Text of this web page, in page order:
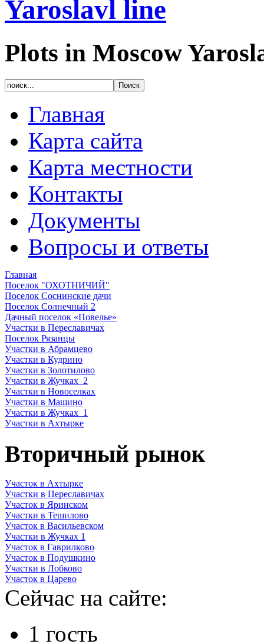
Plots in Moscow
Главная
Карта сайта
Карта местности
Контакты
Документы
Вопросы и ответы
Главная
Поселок "ОХОТНИЧИЙ"
Поселок Соснинские дачи
Поселок Солнечный 2
Дачный поселок «Повелье»
Участки в Переславичах
Поселок Рязанцы
Участки в Абрамцево
Участки в Кудрино
Участки в Золотилово
Участки в Жучках_2
Участки в Новоселках
Участки в Машино
Участки в Жучках_1
Участки в Ахтырке
Вторичный рынок
Участок в Ахтырке
Участки в Переславичах
Участок в Яринском
Участки в Тешилово
Участок в Васильевском
Участки в Жучках 1
Участок в Гаврилково
Участок в Подушкино
Участки в Лобково
Участок в Царево
Сейчас на сайте:
1 гость